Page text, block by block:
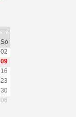
›
»
So
02
09
16
23
30
06